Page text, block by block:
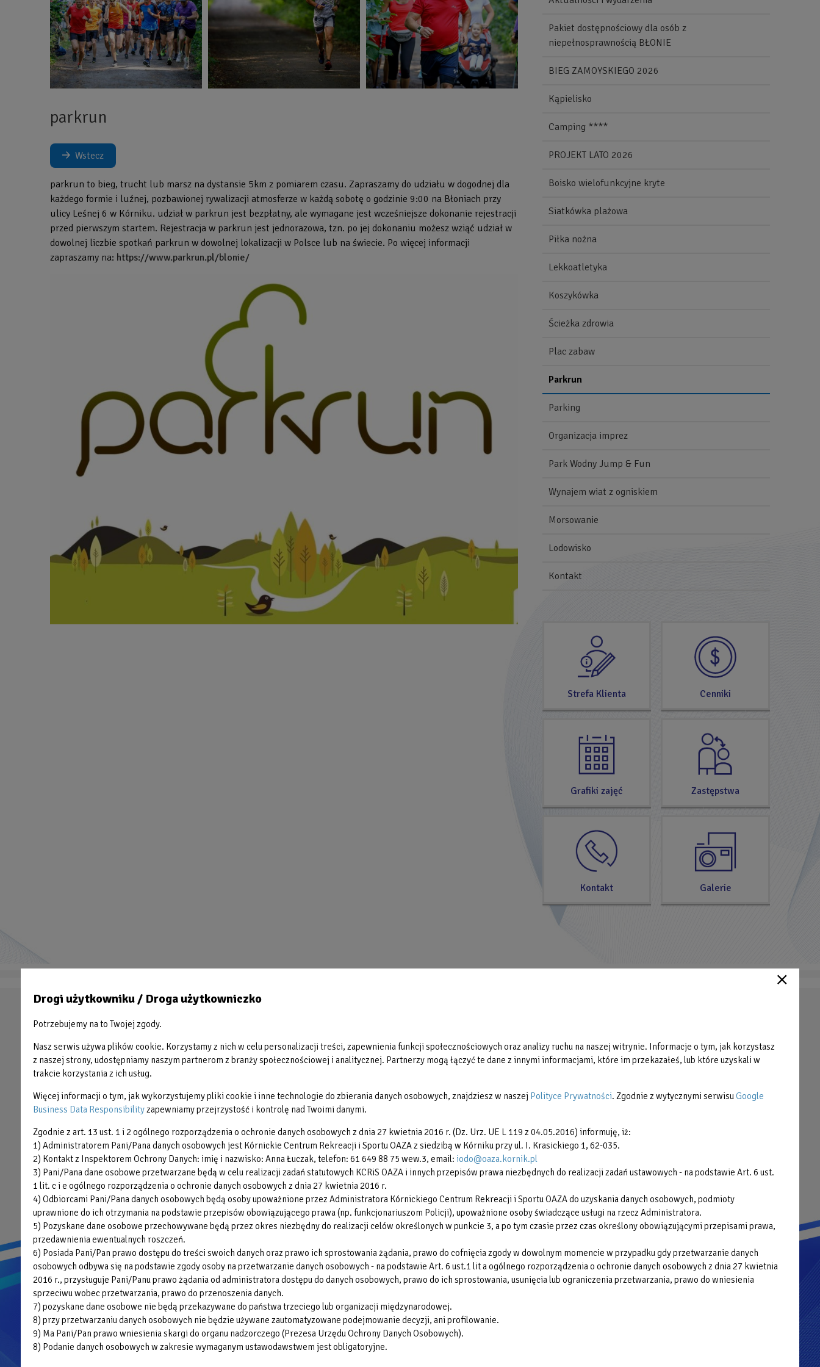
parkrun
Wstecz
parkrun to bieg, trucht lub marsz na dystansie 5km z pomiarem czasu. Zapraszamy do udziału w dogodnej dla
każdego formie i luźnej, pozbawionej rywalizacji atmosferze w każdą sobotę o godzinie 9:00 na Błoniach przy
ulicy Leśnej 6 w Kórniku. udział w parkrun jest bezpłatny, ale wymagane jest wcześniejsze dokonanie rejestracji
przed pierwszym startem. Rejestracja w parkrun jest jednorazowa, tzn. po jej dokonaniu możesz wziąć udział w
dowolnej liczbie spotkań parkrun w dowolnej lokalizacji w Polsce lub na świecie. Po więcej informacji
zapraszamy na: https://www.parkrun.pl/blonie/
Pakiet dostępnościowy dla osób z
niepełnosprawnością BŁONIE
BIEG ZAMOYSKIEGO 2026
Kąpielisko
Camping ****
PROJEKT LATO 2026
Boisko wielofunkcyjne kryte
Siatkówka plażowa
Piłka nożna
Lekkoatletyka
Koszykówka
Ścieżka zdrowia
Plac zabaw
Parkrun
Parking
Organizacja imprez
Park Wodny Jump & Fun
Wynajem wiat z ogniskiem
Morsowanie
Lodowisko
Kontakt
SPRAWDŹ
TERAZ
Strefa Klienta Cenniki
Grafiki zajęć Zastępstwa
Kontakt Galerie
Stopka
ODNOWA BIOLOGICZNA
FITNESS
SIŁOWNIA
Błażejewko
OAZA KIDS
Olimpijczycy
Organizacja imprez
Regulaminy
Rodzina 3+
Grafiki zajęć
Praca
Plany postępowań
Deklaracja dostępności cyfrowej
Drogi użytkowniku / Droga użytkowniczko
Potrzebujemy na to Twojej zgody.
Nasz serwis używa plików cookie. Korzystamy z nich w celu personalizacji treści, zapewnienia funkcji społecznościowych oraz analizy ruchu na naszej witrynie. Informacje o tym, jak korzystasz
z naszej strony, udostępniamy naszym partnerom z branży społecznościowej i analitycznej. Partnerzy mogą łączyć te dane z innymi informacjami, które im przekazałeś, lub które uzyskali w
trakcie korzystania z ich usług.
Więcej informacji o tym, jak wykorzystujemy pliki cookie i inne technologie do zbierania danych osobowych, znajdziesz w naszej Polityce Prywatności. Zgodnie z wytycznymi serwisuGoogle
Business Data Responsibilityzapewniamy przejrzystość i kontrolę nad Twoimi danymi.
Zgodnie z art. 13 ust. 1 i 2 ogólnego rozporządzenia o ochronie danych osobowych z dnia 27 kwietnia 2016 r. (Dz. Urz. UE L 119 z 04.05.2016) informuję, iż:
1) Administratorem Pani/Pana danych osobowych jest Kórnickie Centrum Rekreacji i Sportu OAZA z siedzibą w Kórniku przy ul. I. Krasickiego 1, 62-035.
2) Kontakt z Inspektorem Ochrony Danych: imię i nazwisko: Anna Łuczak, telefon: 61 649 88 75 wew.3, email: iodo@oaza.kornik.pl
3) Pani/Pana dane osobowe przetwarzane będą w celu realizacji zadań statutowych KCRiS OAZA i innych przepisów prawa niezbędnych do realizacji zadań ustawowych - na podstawie Art. 6 ust.
1 lit. c i e ogólnego rozporządzenia o ochronie danych osobowych z dnia 27 kwietnia 2016 r.
4) Odbiorcami Pani/Pana danych osobowych będą osoby upoważnione przez Administratora Kórnickiego Centrum Rekreacji i Sportu OAZA do uzyskania danych osobowych, podmioty
uprawnione do ich otrzymania na podstawie przepisów obowiązującego prawa (np. funkcjonariuszom Policji), upoważnione osoby świadczące usługi na rzecz Administratora.
5) Pozyskane dane osobowe przechowywane będą przez okres niezbędny do realizacji celów określonych w punkcie 3, a po tym czasie przez czas określony obowiązującymi przepisami prawa,
przedawnienia ewentualnych roszczeń.
6) Posiada Pani/Pan prawo dostępu do treści swoich danych oraz prawo ich sprostowania żądania, prawo do cofnięcia zgody w dowolnym momencie w przypadku gdy przetwarzanie danych
osobowych odbywa się na podstawie zgody osoby na przetwarzanie danych osobowych - na podstawie Art. 6 ust.1 lit a ogólnego rozporządzenia o ochronie danych osobowych z dnia 27 kwietnia
2016 r., przysługuje Pani/Panu prawo żądania od administratora dostępu do danych osobowych, prawo do ich sprostowania, usunięcia lub ograniczenia przetwarzania, prawo do wniesienia
sprzeciwu wobec przetwarzania, prawo do przenoszenia danych.
7) pozyskane dane osobowe nie będą przekazywane do państwa trzeciego lub organizacji międzynarodowej.
8) przy przetwarzaniu danych osobowych nie będzie używane zautomatyzowane podejmowanie decyzji, ani profilowanie.
9) Ma Pani/Pan prawo wniesienia skargi do organu nadzorczego (Prezesa Urzędu Ochrony Danych Osobowych).
8) Podanie danych osobowych w zakresie wymaganym ustawodawstwem jest obligatoryjne.